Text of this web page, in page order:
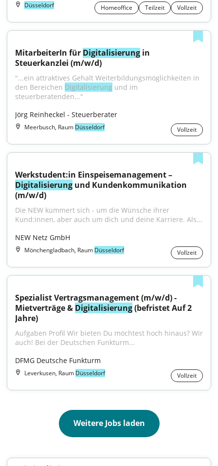
Düsseldorf Homeoffice Teilzeit Vollzeit
MitarbeiterIn für Digitalisierung in
Steuerkanzlei (m/w/d)
"...ein attraktives Gehalt Weiterbildungsmöglichkeiten in
den Bereichen Digitalisierung und im
steuerberatenden..."
Jörg Reinheckel - Steuerberater
Meerbusch, Raum Düsseldorf Vollzeit
Digitalisierung und Kundenkommunikation
(m/w/d)
Die NEW kümmert sich - um die Wünsche ihrer
Kund:innen, aber auch um dich und deine Karriere. Als...
NEW Netz GmbH
Mönchengladbach, Raum Düsseldorf Vollzeit
Spezialist Vertragsmanagement (m/w/d) -
Mietverträge & Digitalisierung (befristet Auf 2
Jahre)
Aufgaben Profil Wir bieten Du möchtest hoch hinaus? Wir
auch! Bei der Deutschen Funkturm...
DFMG Deutsche Funkturm
Leverkusen, Raum Düsseldorf Vollzeit
Weitere Jobs laden